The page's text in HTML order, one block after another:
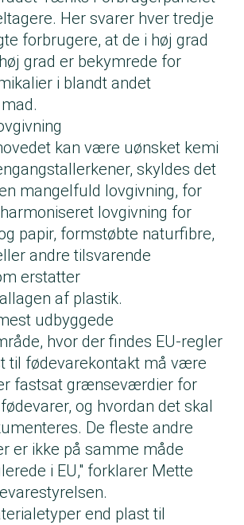
Her svarer hver tredje
forbrugere, at de i høj grad
grad er bekymrede for
i blandt andet
kan være uønsket kemi
skyldes det
mangelfuld lovgivning, for
lovgivning for
papir, formstøbte naturfibre,
andre tilsvarende
erstatter
af plastik.
udbyggede
hvor der findes EU-regler
til fødevarekontakt må være
fastsat grænseværdier for
og hvordan det skal
De fleste andre
er ikke på samme måde
i EU," for­klarer Mette
end plast til